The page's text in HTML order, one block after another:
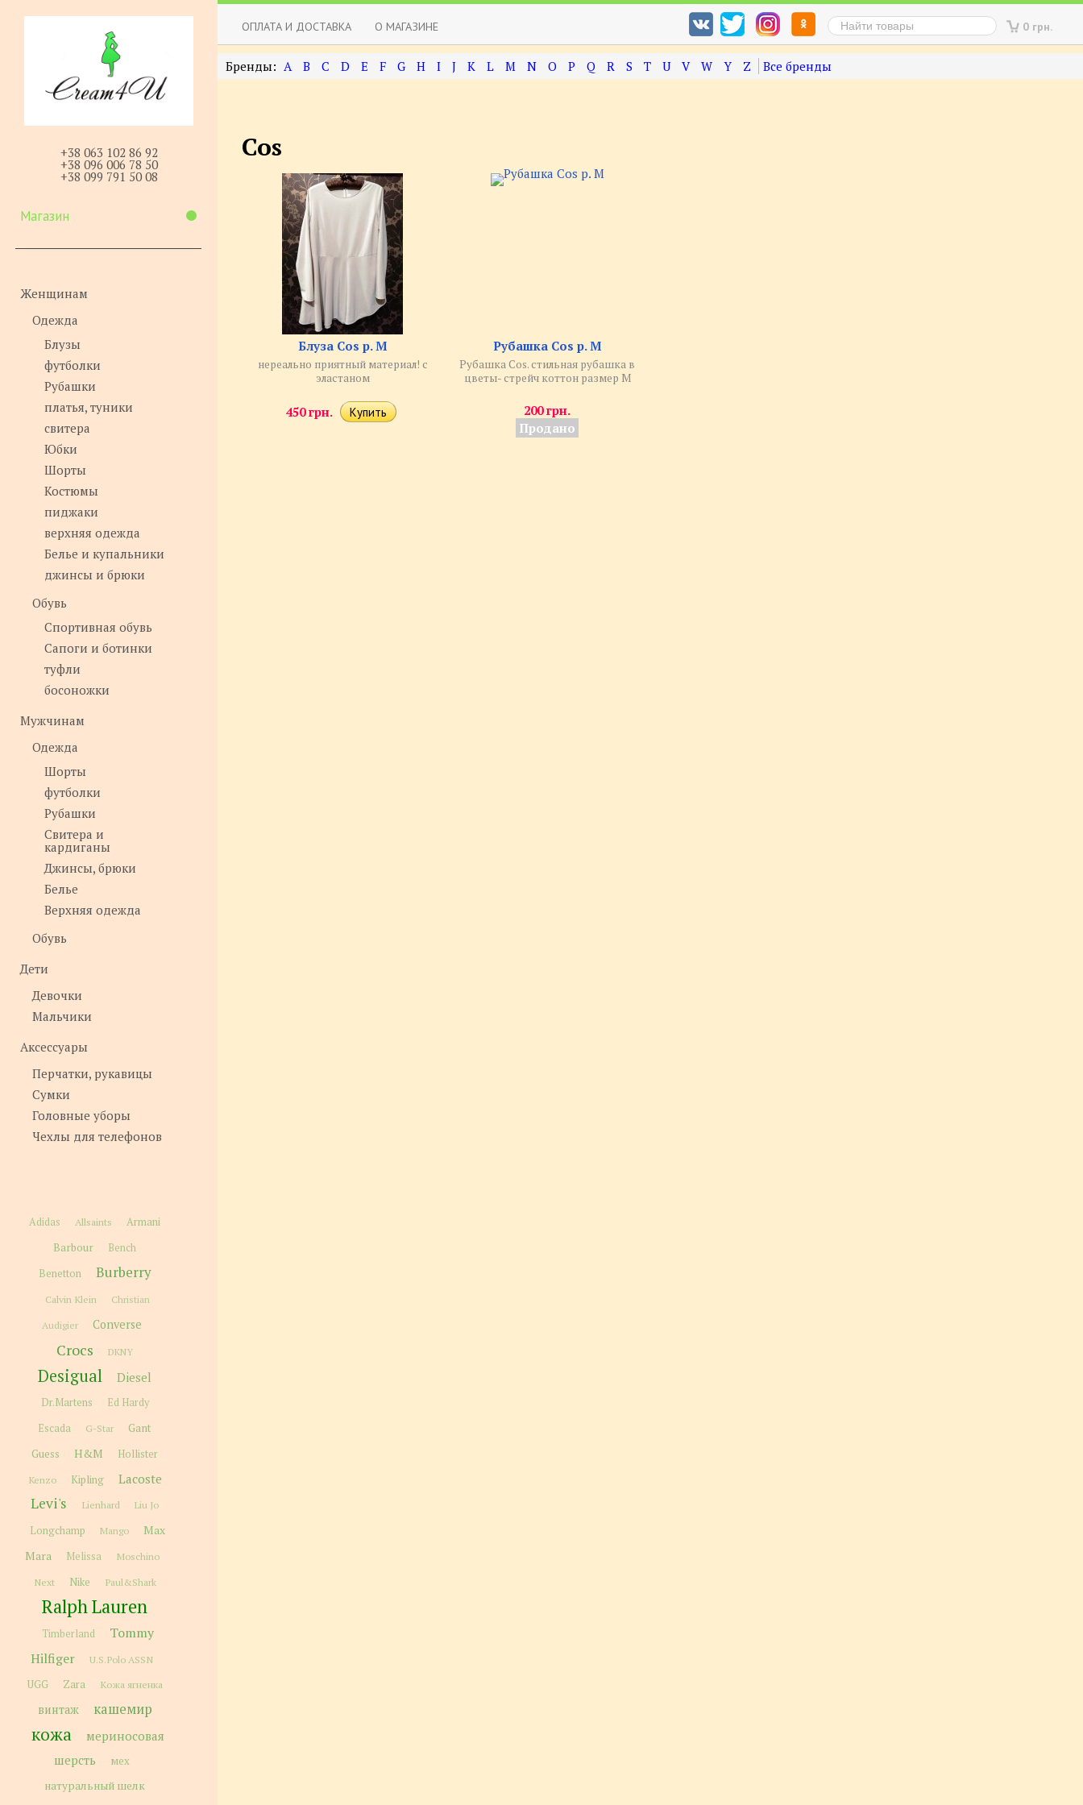
+38 063 102 86 92
+38 096 006 78 50
+38 099 791 50 08
Магазин
Женщинам
Одежда
Блузы
футболки
Рубашки
платья, туники
свитера
Юбки
Шорты
Костюмы
пиджаки
верхняя одежда
Белье и купальники
джинсы и брюки
Обувь
Спортивная обувь
Сапоги и ботинки
туфли
босоножки
Мужчинам
Одежда
Шорты
футболки
Рубашки
Свитера и
кардиганы
Джинсы, брюки
Белье
Верхняя одежда
Обувь
Дети
Девочки
Мальчики
Аксессуары
Перчатки, рукавицы
Сумки
Головные уборы
Чехлы для телефонов
Adidas Allsaints Armani
Barbour
Bench
Benetton
Burberry
Calvin Klein Christian
Audigier Converse
Crocs DKNY
Desigual Diesel
Dr.Martens
Ed Hardy
Escada
G-Star
Gant
Guess
H&M Hollister
Kenzo Kipling Lacoste
Levi's Lienhard Liu Jo
Longchamp Mango
Max
Mara
Melissa Moschino
Next Nike Paul&Shark
Ralph Lauren
Timberland
Tommy
Hilfiger
U.S.Polo ASSN
UGG Zara Кожа ягненка
винтаж кашемир
кожа
мериносовая
шерсть
мех
натуральный шелк
0 грн.
ОПЛАТА И ДОСТАВКА О МАГАЗИНЕ
A B C D E F G H I J K L M N O P Q R S T U V W Y Z
Cos
Блуза Cos р. M
нереально приятный материал! с
эластаном
450 грн.
Рубашка Cos р. M
Рубашка Cos. стильная рубашка в
цветы- стрейч коттон размер M
200 грн.
Продано